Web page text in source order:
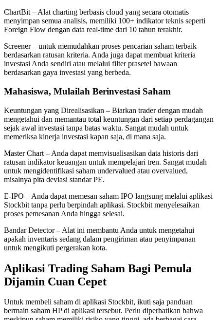
ChartBit – Alat charting berbasis cloud yang secara otomatis
menyimpan semua analisis, memiliki 100+ indikator teknis seperti
Foreign Flow dengan data real-time dari 10 tahun terakhir.
Screener – untuk memudahkan proses pencarian saham terbaik
berdasarkan ratusan kriteria. Anda juga dapat membuat kriteria
investasi Anda sendiri atau melalui filter prasetel bawaan
berdasarkan gaya investasi yang berbeda.
Mahasiswa, Mulailah Berinvestasi Saham
Keuntungan yang Direalisasikan – Biarkan trader dengan mudah
mengetahui dan memantau total keuntungan dari setiap perdagangan
sejak awal investasi tanpa batas waktu. Sangat mudah untuk
memeriksa kinerja investasi kapan saja, di mana saja.
Master Chart – Anda dapat memvisualisasikan data historis dari
ratusan indikator keuangan untuk mempelajari tren. Sangat mudah
untuk mengidentifikasi saham undervalued atau overvalued,
misalnya pita deviasi standar PE.
E-IPO – Anda dapat memesan saham IPO langsung melalui aplikasi
Stockbit tanpa perlu berpindah aplikasi. Stockbit menyelesaikan
proses pemesanan Anda hingga selesai.
Bandar Detector – Alat ini membantu Anda untuk mengetahui
apakah inventaris sedang dalam pengiriman atau penyimpanan
untuk mengikuti pergerakan kota.
Aplikasi Trading Saham Bagi Pemula
Dijamin Cuan Cepet
Untuk membeli saham di aplikasi Stockbit, ikuti saja panduan
bermain saham HP di aplikasi tersebut. Perlu diperhatikan bahwa